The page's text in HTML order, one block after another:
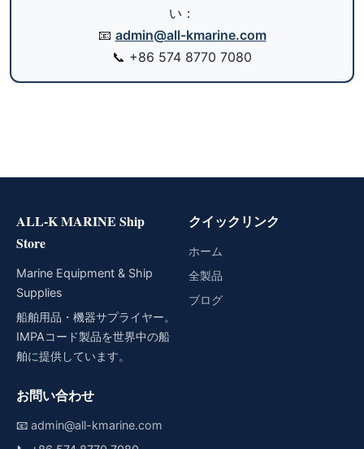
い：
📧 admin@all-kmarine.com
📞 +86 574 8770 7080
ALL-K MARINE Ship
Store
Marine Equipment & Ship
Supplies
船舶用品・機器サプライヤー。
IMPAコード製品を世界中の船
舶に提供しています。
クイックリンク
ホーム
全製品
ブログ
お問い合わせ
📧 admin@all-kmarine.com